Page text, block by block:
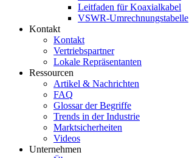
Leitfaden für Koaxialkabel
VSWR-Umrechnungstabelle
Kontakt
Kontakt
Vertriebspartner
Lokale Repräsentanten
Ressourcen
Artikel & Nachrichten
FAQ
Glossar der Begriffe
Trends in der Industrie
Marktsicherheiten
Videos
Unternehmen